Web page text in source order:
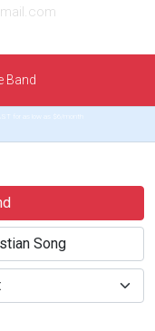
Band
for as low as $6/month